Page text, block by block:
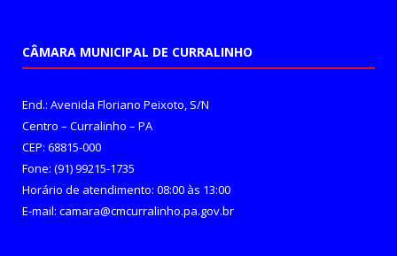
CÂMARA MUNICIPAL DE CURRALINHO
End.: Avenida Floriano Peixoto, S/N
Centro – Curralinho – PA
CEP: 68815-000
Fone: (91) 99215-1735
Horário de atendimento: 08:00 às 13:00
E-mail: camara@cmcurralinho.pa.gov.br